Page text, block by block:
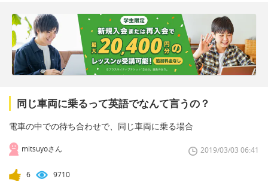
同じ車両に乗るって英語でなんて言うの？
電車の中での待ち合わせで、同じ車両に乗る場合
mitsuyoさん 2019/03/03 06:41
6 9710